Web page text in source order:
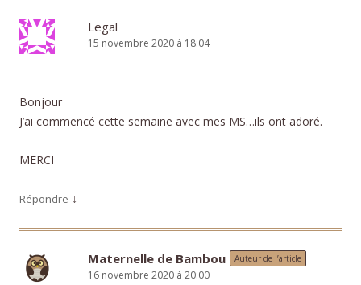
Legal
15 novembre 2020 à 18:04
Bonjour
J’ai commencé cette semaine avec mes MS…ils ont adoré.
MERCI
Répondre ↓
Maternelle de Bambou Auteur de l’article
16 novembre 2020 à 20:00